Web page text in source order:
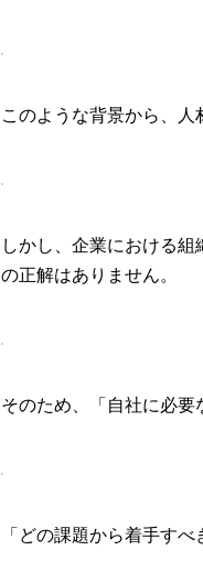
このような背景から、人
しかし、企業における
の正解はありません。
そのため、「自社に必要
「どの課題から着手す